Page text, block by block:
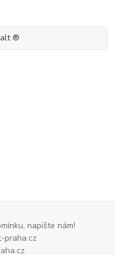
®
napište nám!
praha.cz